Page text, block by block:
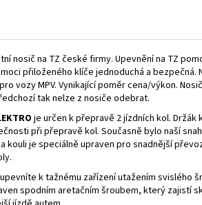
nosič na TZ české firmy. Upevnění na TZ
přiloženého klíče jednoduchá a
vozy MPV. Vynikající poměr cena/výkon.
tak nelze z nosiče odebrat.
je určen k přepravě 2 jízdních kol. Držák
při přepravě kol. Současně bylo naší
je speciálně upraven pro snadnější
upevníte k tažnému zařízení utažením svislého
spodním aretačním šroubem, který zajistí